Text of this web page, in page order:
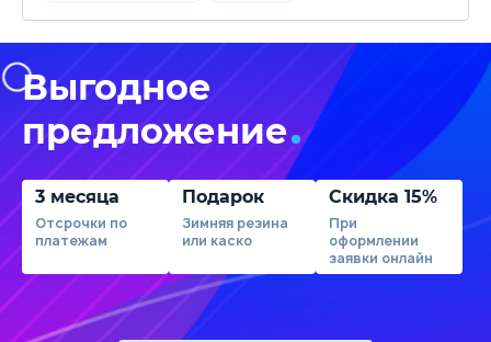
Выгодное
предложение
3 месяца
Отсрочки по
платежам
Подарок
Зимняя резина
или каско
Скидка 15%
При
оформлении
заявки онлайн